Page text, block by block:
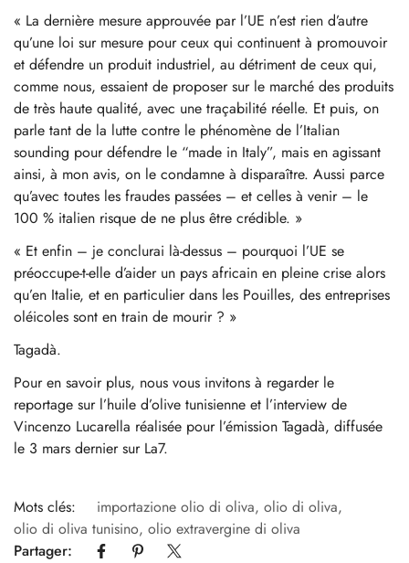
« La dernière mesure approuvée par l’UE n’est rien d’autre
qu’une loi sur mesure pour ceux qui continuent à promouvoir
et défendre un produit industriel, au détriment de ceux qui,
comme nous, essaient de proposer sur le marché des produits
de très haute qualité, avec une traçabilité réelle. Et puis, on
parle tant de la lutte contre le phénomène de l’Italian
sounding pour défendre le “made in Italy”, mais en agissant
ainsi, à mon avis, on le condamne à disparaître. Aussi parce
qu’avec toutes les fraudes passées – et celles à venir – le
100 % italien risque de ne plus être crédible. »
« Et enfin – je conclurai là-dessus – pourquoi l’UE se
préoccupe-t-elle d’aider un pays africain en pleine crise alors
qu’en Italie, et en particulier dans les Pouilles, des entreprises
oléicoles sont en train de mourir ? »
Tagadà.
Pour en savoir plus, nous vous invitons à regarder le
reportage sur l’huile d’olive tunisienne et l’interview de
Vincenzo Lucarella réalisée pour l’émission Tagadà, diffusée
le 3 mars dernier sur La7.
Mots clés: importazione olio di oliva, olio di oliva,
olio di oliva tunisino, olio extravergine di oliva
Partager: